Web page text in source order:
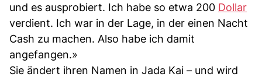
und es ausprobiert. Ich habe so etwa 200 Dollar
verdient. Ich war in der Lage, in der einen Nacht
Cash zu machen. Also habe ich damit
angefangen.»
Sie ändert ihren Namen in Jada Kai – und wird